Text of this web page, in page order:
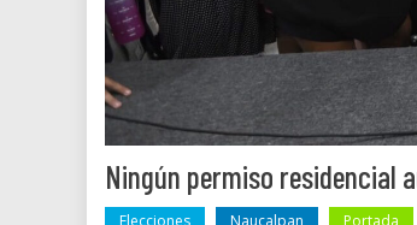
Ningún permiso residencial